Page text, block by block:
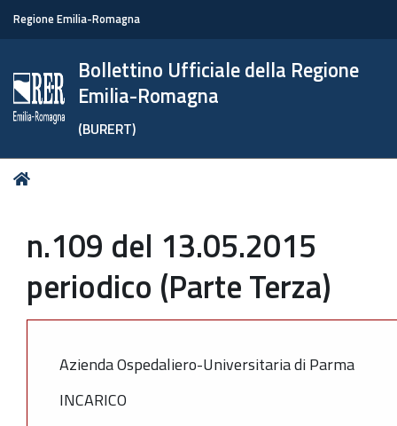
Regione Emilia-Romagna
Bollettino Ufficiale della Regione
Emilia-Romagna
(BURERT)
Tu
n.109 del 13.05.2015
periodico (Parte Terza)
Azienda Ospedaliero-Universitaria di Parma
INCARICO